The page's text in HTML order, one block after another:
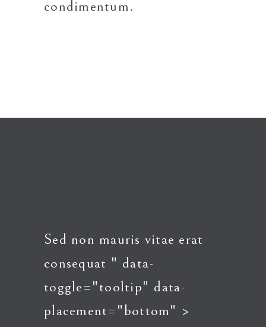
condimentum.
Sed non mauris vitae erat
consequat " data-
toggle="tooltip" data-
placement="bottom" >